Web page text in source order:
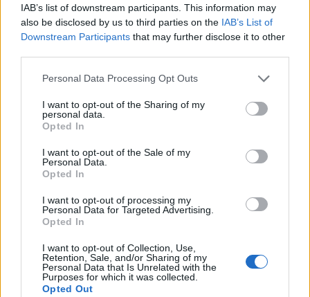
IAB’s list of downstream participants. This information may
also be disclosed by us to third parties on the IAB’s List of
Downstream Participants that may further disclose it to other
Please note that this website/app uses one or more Google
not limited to your visit or usage behaviour. You may click to
grant or deny consent to Google and its third-party tags to
use your data for below specified purposes in below Google
consent section.
Personal Data Processing Opt Outs
I want to opt-out of the Sharing of my
personal data.
Opted In
I want to opt-out of the Sale of my
Personal Data.
Opted In
I want to opt-out of processing my
Personal Data for Targeted Advertising.
Opted In
I want to opt-out of Collection, Use,
Retention, Sale, and/or Sharing of my
Personal Data that Is Unrelated with the
Purposes for which it was collected.
Opted Out
segundo trimestre de 2026, por encima de
la media de la UE
La tasa de desempleo en España baja al
10,1% en junio, por encima de la media de